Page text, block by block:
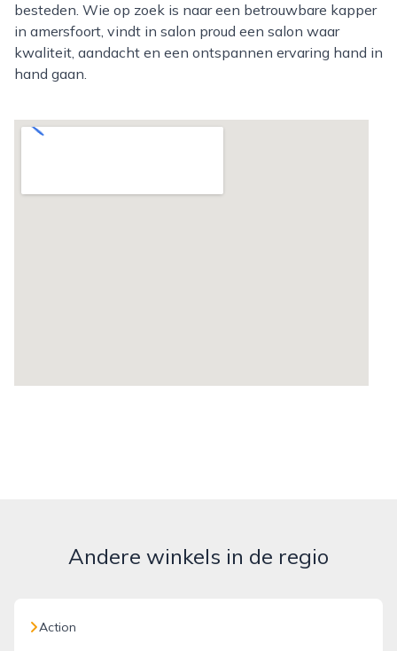
besteden. Wie op zoek is naar een betrouwbare kapper
in amersfoort, vindt in salon proud een salon waar
kwaliteit, aandacht en een ontspannen ervaring hand in
hand gaan.
Andere winkels in de regio
Action